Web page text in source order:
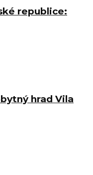
republice:
hrad Vila